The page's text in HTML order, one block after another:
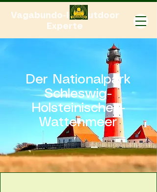
Vagabundo-Ihr Outdoor
Experte
Der Nationalpark
Schleswig-
Holsteinisches-
Wattenmeer